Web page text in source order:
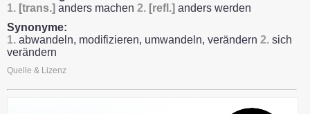
1. [trans.] anders machen 2. [refl.] anders werden
Synonyme:
1. abwandeln, modifizieren, umwandeln, verändern 2. sich
verändern
Quelle & Lizenz